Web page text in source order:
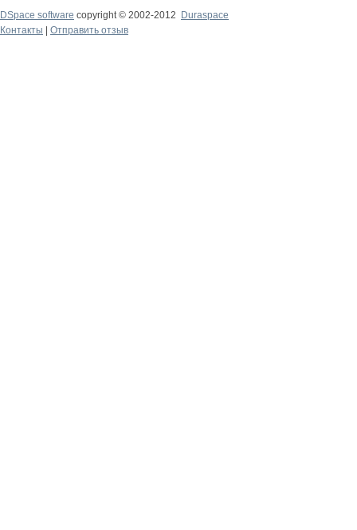
DSpace software copyright © 2002-2012
Duraspace
Контакты
Отправить отзыв